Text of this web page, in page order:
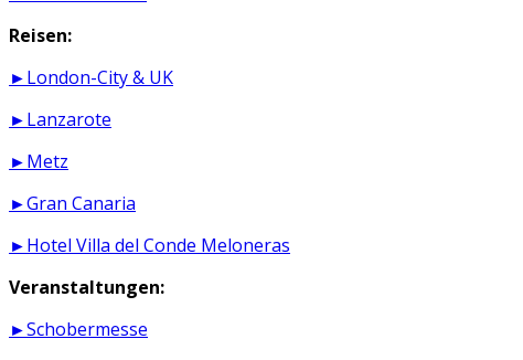
Reisen:
►London-City & UK
►Lanzarote
►Metz
►Gran Canaria
►Hotel Villa del Conde Meloneras
Veranstaltungen:
►Schobermesse